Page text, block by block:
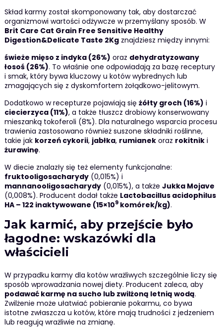
Skład karmy został skomponowany tak, aby dostarczać
organizmowi wartości odżywcze w przemyślany sposób. W
Brit Care Cat Grain Free Sensitive Healthy
Digestion&Delicate Taste 2Kgznajdziesz między innymi:
świeże mięso z indyka (26%) oraz dehydratyzowany
łosoś (26%). To właśnie one odpowiadają za bazę receptury
i smak, który bywa kluczowy u kotów wybrednych lub
zmagających się z dyskomfortem żołądkowo-jelitowym.
Dodatkowo w recepturze pojawiają się żółty groch (16%) i
ciecierzyca (11%), a także tłuszcz drobiowy konserwowany
mieszanką tokoferoli (8%). Dla naturalnego wsparcia procesu
trawienia zastosowano również suszone składniki roślinne,
takie jak korzeń cykorii, jabłka, rumianekoraz rokitniki
żurawinę.
W diecie znalazły się też elementy funkcjonalne:
fruktooligosacharydy(0,015%) i
mannanooligosacharydy(0,015%), a także Jukka Mojave
(0,008%). Producent dodał także Lactobacillus acidophilus
HA – 122 inaktywowane (15×109komórek/kg).
Jak karmić, aby przejście było
łagodne: wskazówki dla
właścicieli
W przypadku karmy dla kotów wrażliwych szczególnie liczy się
sposób wprowadzania nowej diety. Producent zaleca, aby
podawać karmę na sucho lub zwilżoną letnią wodą.
Zwilżenie może ułatwiać pobieranie pokarmu, co bywa
istotne zwłaszcza u kotów, które mają trudności z jedzeniem
lub reagują wrażliwie na zmianę.